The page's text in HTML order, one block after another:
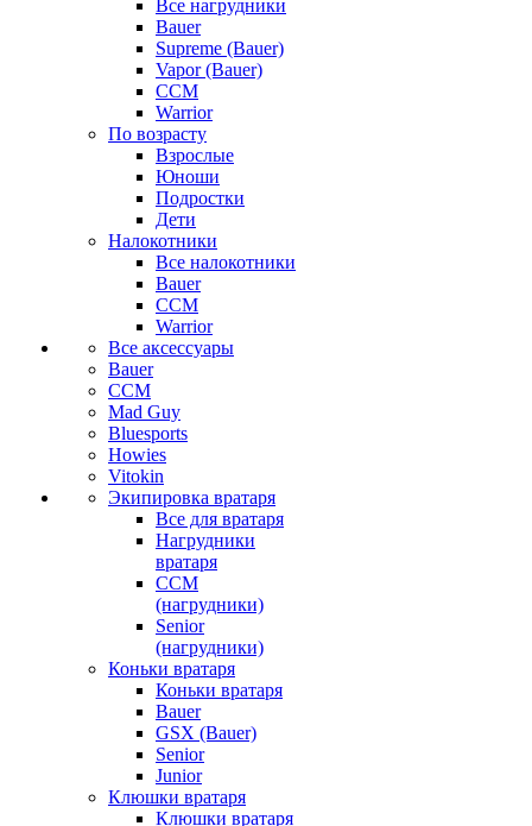
Все нагрудники
Bauer
Supreme (Bauer)
Vapor (Bauer)
CCM
Warrior
По возрасту
Взрослые
Юноши
Подростки
Дети
Налокотники
Все налокотники
Bauer
CCM
Warrior
Все аксессуары
Bauer
CCM
Mad Guy
Bluesports
Howies
Vitokin
Экипировка вратаря
Все для вратаря
Нагрудники
вратаря
CCM
(нагрудники)
Senior
(нагрудники)
Коньки вратаря
Коньки вратаря
Bauer
GSX (Bauer)
Senior
Junior
Клюшки вратаря
Клюшки вратаря